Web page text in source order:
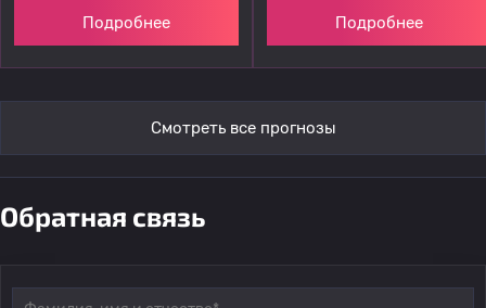
Подробнее Подробнее
Смотреть все прогнозы
Обратная связь